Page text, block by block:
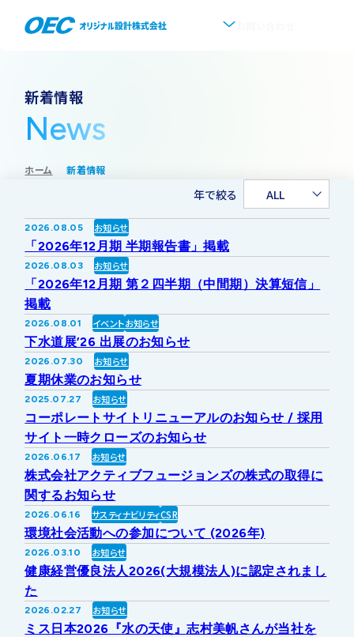
企業情報
会社概要
代表挨拶
沿革
事業所・アクセス
グループ会社について
協業・パートナー募集
採用情報
事業紹介
事業一覧
上水道
下水道
ソフトウェア開発
その他事業
新しい取り組み
IR情報
IRトップ
株式・株主情報
IRニュース
IRライブラリー
IRカレンダー
個人投資家の皆様へ
IR方針・免責事項
For Overseas
新着情報
採用情報
協業・パートナー募集
お問い合わせ
公式 広報
新着情報
News
ホーム 新着情報
年で絞る ALL
2026.08.05 お知らせ
「2026年12月期 半期報告書」掲載
2026.08.03 お知らせ
「2026年12月期 第２四半期（中間期）決算短信」
掲載
2026.08.01 イベントお知らせ
下水道展’26 出展のお知らせ
2026.07.30 お知らせ
夏期休業のお知らせ
2025.07.27 お知らせ
コーポレートサイトリニューアルのお知らせ / 採用
サイト一時クローズのお知らせ
2026.06.17 お知らせ
株式会社アクティブフュージョンズの株式の取得に
関するお知らせ
2026.06.16 サスティナビリティCSR
環境社会活動への参加について (2026年)
2026.03.10 お知らせ
健康経営優良法人2026(大規模法人)に認定されまし
た
2026.02.27 お知らせ
ミス日本2026『水の天使』志村美帆さんが当社を